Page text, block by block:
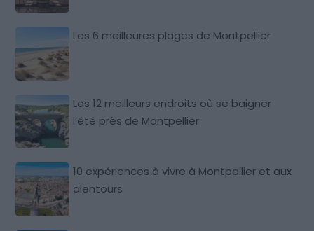
Les 6 meilleures plages de Montpellier
Les 12 meilleurs endroits où se baigner
l’été près de Montpellier
10 expériences à vivre à Montpellier et aux
alentours